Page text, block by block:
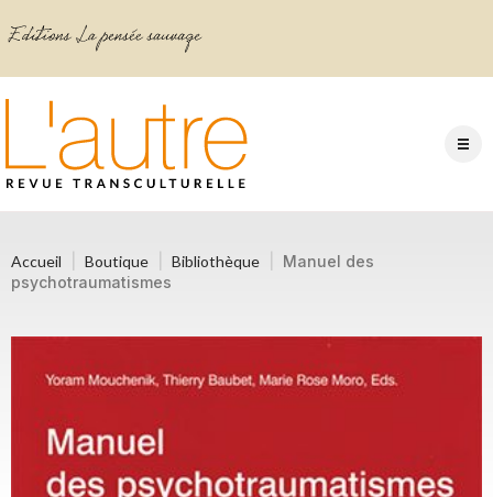
Accueil Boutique Bibliothèque
Manuel des
psychotraumatismes